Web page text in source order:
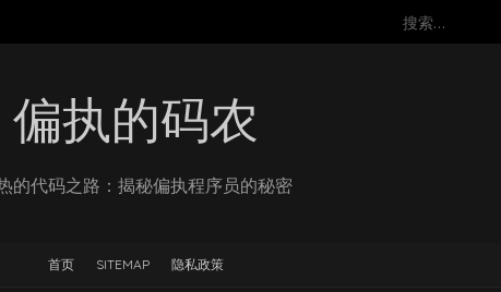
搜
偏执的码农
的代码之路：揭秘偏执程序员的秘密
首页 SITEMAP 隐私政策